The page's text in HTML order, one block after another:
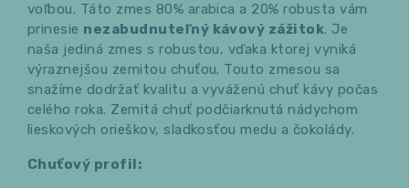
voľbou. Táto zmes 80% arabica a 20% robusta vám
prinesie nezabudnuteľný kávový zážitok. Je
naša jediná zmes s robustou, vďaka ktorej vyniká
výraznejšou zemitou chuťou. Touto zmesou sa
snažíme dodržať kvalitu a vyváženú chuť kávy počas
celého roka. Zemitá chuť podčiarknutá nádychom
lieskových orieškov, sladkosťou medu a čokolády.
Chuťový profil: